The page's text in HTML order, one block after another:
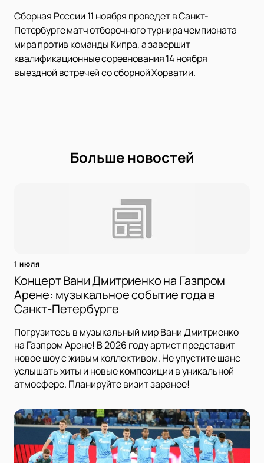
Сборная России 11 ноября проведет в Санкт-
Петербурге матч отборочного турнира чемпионата
мира против команды Кипра, а завершит
квалификационные соревнования 14 ноября
выездной встречей со сборной Хорватии.
Больше новостей
1 июля
Концерт Вани Дмитриенко на Газпром
Арене: музыкальное событие года в
Санкт-Петербурге
Погрузитесь в музыкальный мир Вани Дмитриенко
на Газпром Арене! В 2026 году артист представит
новое шоу с живым коллективом. Не упустите шанс
услышать хиты и новые композиции в уникальной
атмосфере. Планируйте визит заранее!